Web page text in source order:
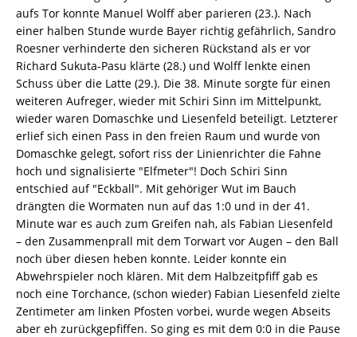
aufs Tor konnte Manuel Wolff aber parieren (23.). Nach
einer halben Stunde wurde Bayer richtig gefährlich, Sandro
Roesner verhinderte den sicheren Rückstand als er vor
Richard Sukuta-Pasu klärte (28.) und Wolff lenkte einen
Schuss über die Latte (29.). Die 38. Minute sorgte für einen
weiteren Aufreger, wieder mit Schiri Sinn im Mittelpunkt,
wieder waren Domaschke und Liesenfeld beteiligt. Letzterer
erlief sich einen Pass in den freien Raum und wurde von
Domaschke gelegt, sofort riss der Linienrichter die Fahne
hoch und signalisierte "Elfmeter"! Doch Schiri Sinn
entschied auf "Eckball". Mit gehöriger Wut im Bauch
drängten die Wormaten nun auf das 1:0 und in der 41.
Minute war es auch zum Greifen nah, als Fabian Liesenfeld
– den Zusammenprall mit dem Torwart vor Augen – den Ball
noch über diesen heben konnte. Leider konnte ein
Abwehrspieler noch klären. Mit dem Halbzeitpfiff gab es
noch eine Torchance, (schon wieder) Fabian Liesenfeld zielte
Zentimeter am linken Pfosten vorbei, wurde wegen Abseits
aber eh zurückgepfiffen. So ging es mit dem 0:0 in die Pause